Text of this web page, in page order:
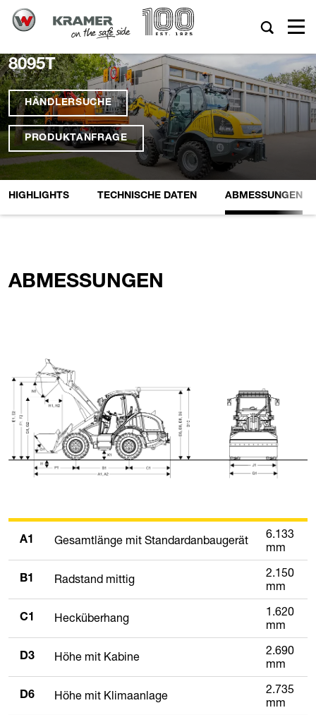
8095T
HÄNDLERSUCHE
PRODUKTANFRAGE
HIGHLIGHTS TECHNISCHE DATEN ABMESSUNGEN
ABMESSUNGEN
A1 Gesamtlänge mit Standardanbaugerät
6.133
mm
B1 Radstand mittig
2.150
mm
C1 Hecküberhang
1.620
mm
D3 Höhe mit Kabine
2.690
mm
D6 Höhe mit Klimaanlage
2.735
mm